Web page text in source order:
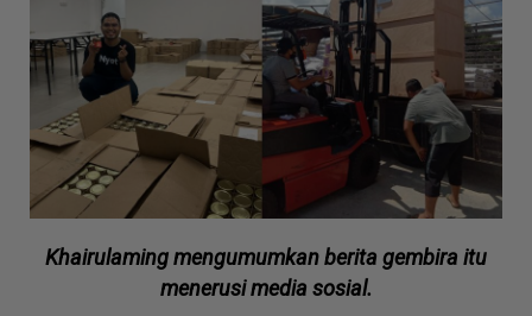
Khairulaming mengumumkan berita gembira itu
menerusi media sosial.